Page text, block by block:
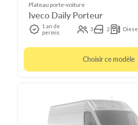
Plateau porte-voiture
Iveco Daily Porteur
1 an de
permis
3 2 Diesel
Choisir ce modèle